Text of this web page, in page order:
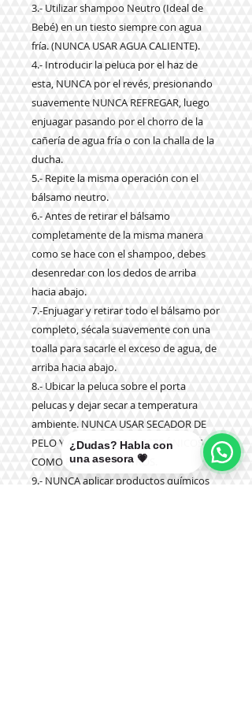
3.- Utilizar shampoo Neutro (Ideal de
Bebé) en un tiesto siempre con agua
fría. (NUNCA USAR AGUA CALIENTE).
4.- Introducir la peluca por el haz de
esta, NUNCA por el revés, presionando
suavemente NUNCA REFREGAR, luego
enjuagar pasando por el chorro de la
cañería de agua fría o con la challa de la
ducha.
5.- Repite la misma operación con el
bálsamo neutro.
6.- Antes de retirar el bálsamo
completamente de la misma manera
como se hace con el shampoo, debes
desenredar con los dedos de arriba
hacia abajo.
7.-Enjuagar y retirar todo el bálsamo por
completo, sécala suavemente con una
toalla para sacarle el exceso de agua, de
arriba hacia abajo.
8.- Ubicar la peluca sobre el porta
pelucas y dejar secar a temperatura
ambiente. NUNCA USAR SECADOR DE
PELO Y ARTEFACTOS ELECTRÓNICOS
COMO PLANCHA Y OTROS.
9.- NUNCA aplicar productos químicos
¿Dudas? Habla con
una asesora 💗